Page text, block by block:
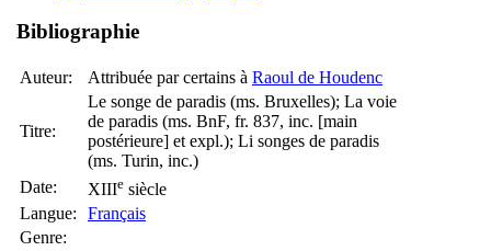
Bibliographie
Auteur: Attribuée par certains à Raoul de Houdenc
Titre:
Le songe de paradis (ms. Bruxelles); La voie
de paradis (ms. BnF, fr. 837, inc. [main
postérieure] et expl.); Li songes de paradis
(ms. Turin, inc.)
Date:
XIIIe siècle
Langue:
Français
Genre: